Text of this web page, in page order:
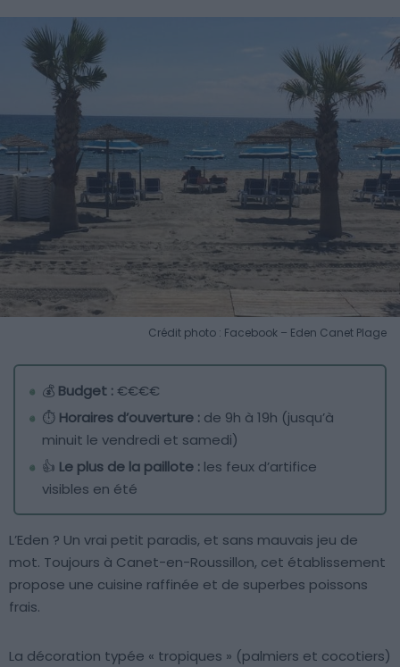
Crédit photo : Facebook – Eden Canet Plage
💰 Budget :€€€€
⏱️ Horaires d’ouverture : de 9h à 19h (jusqu’à
minuit le vendredi et samedi)
👍 Le plus de la paillote : les feux d’artifice
visibles en été
L’Eden ? Un vrai petit paradis, et sans mauvais jeu de
mot. Toujours à Canet-en-Roussillon, cet établissement
propose une cuisine raffinée et de superbes poissons
frais.
La décoration typée « tropiques » (palmiers et cocotiers)